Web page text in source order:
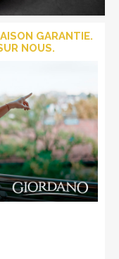
GARANTIE.
NOUS.